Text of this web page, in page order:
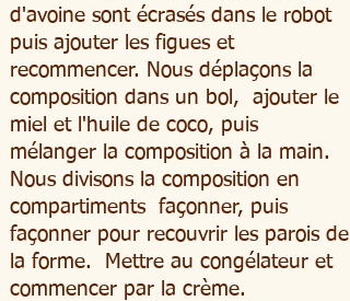
d'avoine sont écrasés dans le robot
puis ajouter les figues et
recommencer. Nous déplaçons la
composition dans un bol,
ajouter le
miel et l'huile de coco, puis
mélanger la composition à la main.
Nous divisons la composition en
compartiments
façonner, puis
façonner pour recouvrir les parois de
la forme.
Mettre au congélateur et
commencer par la crème.